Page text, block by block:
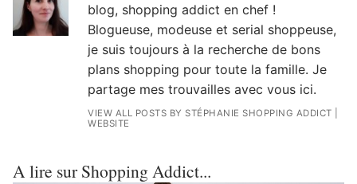
blog, shopping addict en chef !
Blogueuse, modeuse et serial shoppeuse,
je suis toujours à la recherche de bons
plans shopping pour toute la famille. Je
partage mes trouvailles avec vous ici.
VIEW ALL POSTS BY STÉPHANIE SHOPPING ADDICT
WEBSITE
A lire sur Shopping Addict...